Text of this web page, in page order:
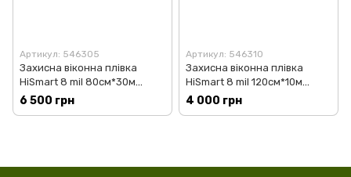
Артикул: 546305
Захисна віконна плівка
HiSmart 8 mil 80см*30м
(GL603906)
6 500 грн
Артикул: 546310
Захисна віконна плівка
HiSmart 8 mil 120см*10м
(GL603913)
4 000 грн